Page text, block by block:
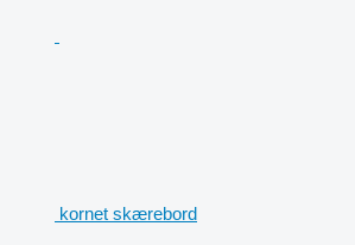
kornet skærebord